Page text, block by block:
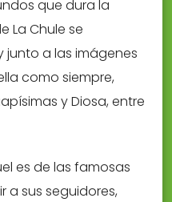
que dura la
Chule se
a las imágenes
como siempre,
y Diosa, entre
es de las famosas
a sus seguidores,